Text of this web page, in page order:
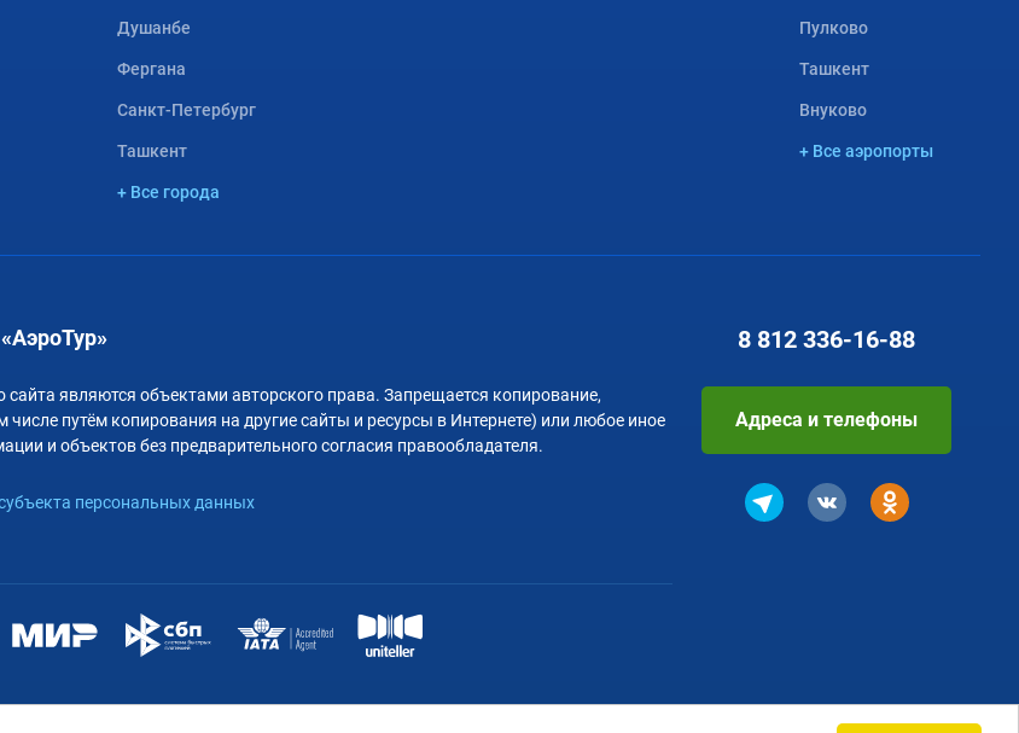
Душанбе
Фергана
Санкт-Петербург
Ташкент
+ Все города
Пулково
Ташкент
Внуково
+ Все аэропорты
сайта являются объектами авторского права. Запрещается копирование,
числе путём копирования на другие сайты и ресурсы в Интернете) или любое иное
и объектов без предварительного согласия правообладателя.
персональных данных
8 812 336-16-88
Адреса и телефоны